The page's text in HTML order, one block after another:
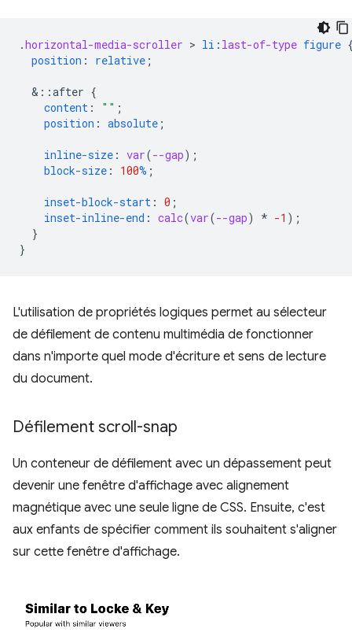
.horizontal-media-scroller > li : last-of-type figure
position : relative ;
& ::after {
content : "" ;
position : absolute ;
inline-size : var(--gap);
block-size : 100% ;
inset-block-start : 0 ;
inset-inline-end : calc(var(--gap) * -1 );
}
}
L'utilisation de propriétés logiques permet au sélecteur
de défilement de contenu multimédia de fonctionner
dans n'importe quel mode d'écriture et sens de lecture
du document.
Défilement scroll-snap
Un conteneur de défilement avec un dépassement peut
devenir une fenêtre d'affichage avec alignement
magnétique avec une seule ligne de CSS. Ensuite, c'est
aux enfants de spécifier comment ils souhaitent s'aligner
sur cette fenêtre d'affichage.